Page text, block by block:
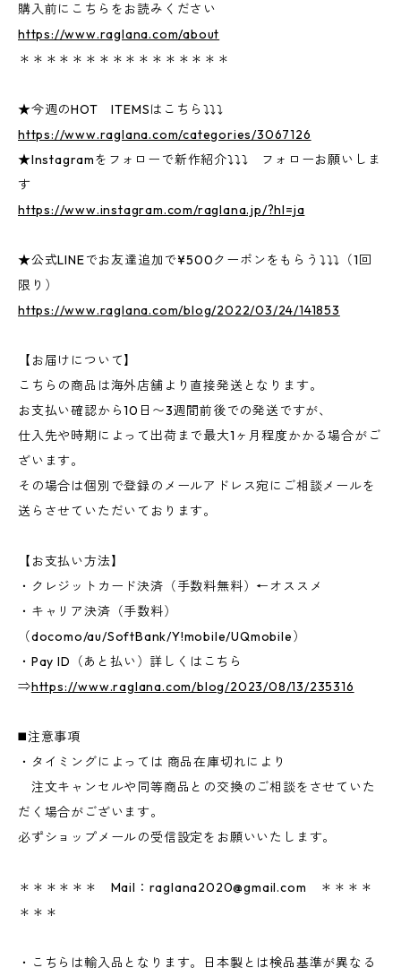
購入前にこちらをお読みください
https://www.raglana.com/about
＊＊＊＊＊＊＊＊＊＊＊＊＊＊＊＊
★今週のHOT ITEMSはこちら⤵⤵⤵
https://www.raglana.com/categories/3067126
★Instagramをフォローで新作紹介⤵⤵⤵ フォローお願いしま
す
https://www.instagram.com/raglana.jp/?hl=ja
★公式LINEでお友達追加で¥500クーポンをもらう⤵⤵⤵（1回
限り）
https://www.raglana.com/blog/2022/03/24/141853
【お届けについて】
こちらの商品は海外店舗より直接発送となります。
お支払い確認から10日〜3週間前後での発送ですが、
仕入先や時期によって出荷まで最大1ヶ月程度かかる場合がご
ざいます。
その場合は個別で登録のメールアドレス宛にご相談メールを
送らさせていただいております。
【お支払い方法】
・クレジットカード決済（手数料無料）←オススメ
・キャリア決済（手数料）
（docomo/au/SoftBank/Y!mobile/UQmobile）
・Pay ID（あと払い）詳しくはこちら
⇒https://www.raglana.com/blog/2023/08/13/235316
◼️注意事項
・タイミングによっては 商品在庫切れにより
注文キャンセルや同等商品との交換のご相談をさせていた
だく場合がございます。
必ずショップメールの受信設定をお願いいたします。
＊＊＊＊＊＊ Mail： raglana2020@gmail.com ＊＊＊＊
＊＊＊
・こちらは輸入品となります。日本製とは検品基準が異なる